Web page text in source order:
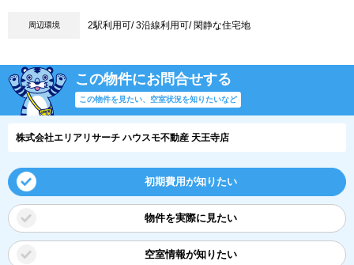
周辺環境 2駅利用可/ 3沿線利用可/ 閑静な住宅地
この物件にお問合せする
この物件を見たい、空室状況を知りたいなど
株式会社エリアリサーチ ハウスモ不動産 天王寺店
初期費用が知りたい
物件を実際に見たい
空室情報が知りたい